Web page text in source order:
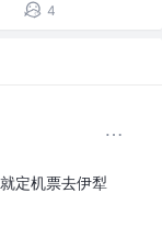
4
定机票去伊犁